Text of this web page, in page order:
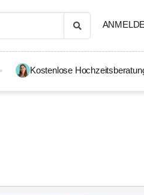
Kostenlose